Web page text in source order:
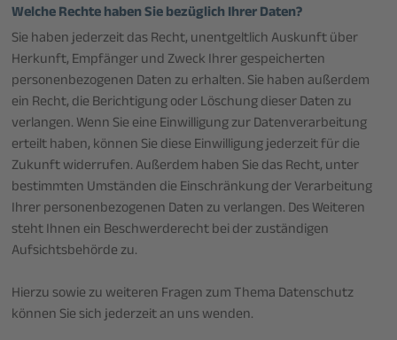
Welche Rechte haben Sie bezüglich Ihrer Daten?
Sie haben jederzeit das Recht, unentgeltlich Auskunft über
Herkunft, Empfänger und Zweck Ihrer gespeicherten
personenbezogenen Daten zu erhalten. Sie haben außerdem
ein Recht, die Berichtigung oder Löschung dieser Daten zu
verlangen. Wenn Sie eine Einwilligung zur Datenverarbeitung
erteilt haben, können Sie diese Einwilligung jederzeit für die
Zukunft widerrufen. Außerdem haben Sie das Recht, unter
bestimmten Umständen die Einschränkung der Verarbeitung
Ihrer personenbezogenen Daten zu verlangen. Des Weiteren
steht Ihnen ein Beschwerderecht bei der zuständigen
Aufsichtsbehörde zu.
Hierzu sowie zu weiteren Fragen zum Thema Datenschutz
können Sie sich jederzeit an uns wenden.